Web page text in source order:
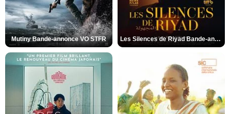
Mutiny Bande-annonce VO STFR Les Silences de Riyad Bande-annonce VO STFR